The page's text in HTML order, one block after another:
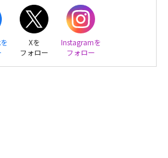
Xを
フォロー
Instagramを
フォロー